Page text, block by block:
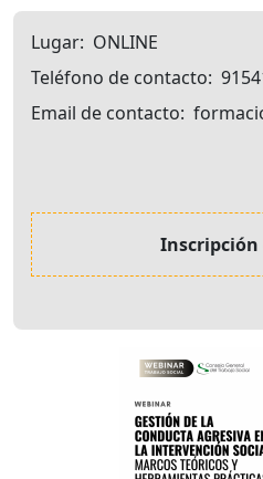
Lugar ONLINE
Teléfono de contacto
Email de contacto
Inscripción